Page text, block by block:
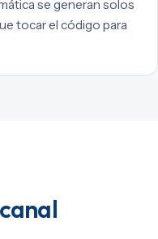
se generan solos
tocar el código para